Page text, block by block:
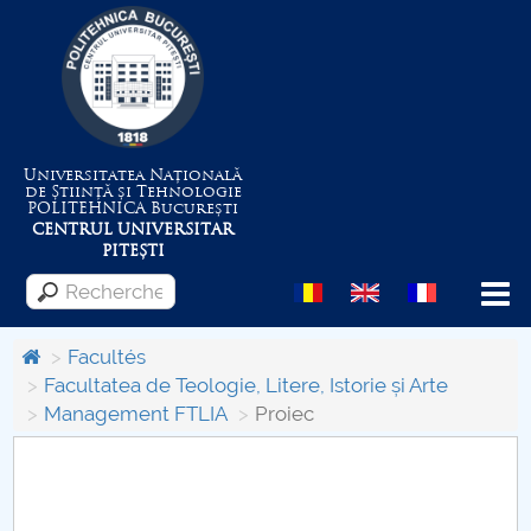
Universitatea Națională
de Știință și Tehnologie
POLITEHNICABucurești
CENTRUL UNIVERSITAR
PITEȘTI
Menu
Despre Universitate
Facultés
Facultatea de Teologie, Litere, Istorie și Arte
Management FTLIA
Proiec